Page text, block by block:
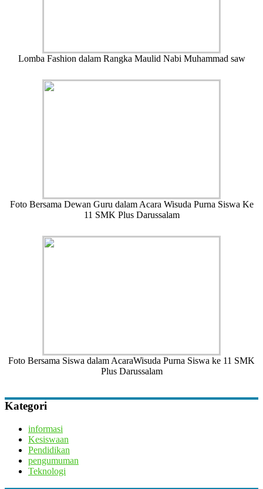
Lomba Fashion dalam Rangka Maulid Nabi Muhammad saw
Foto Bersama Dewan Guru dalam Acara Wisuda Purna Siswa Ke
11 SMK Plus Darussalam
Foto Bersama Siswa dalam AcaraWisuda Purna Siswa ke 11 SMK
Plus Darussalam
Kategori
informasi
Kesiswaan
Pendidikan
pengumuman
Teknologi